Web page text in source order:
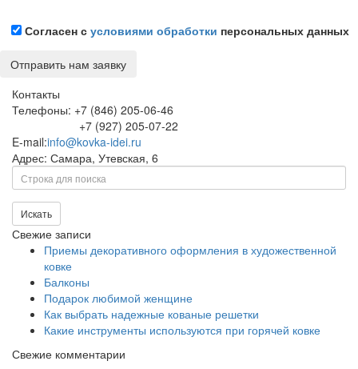
Согласен с условиями обработки персональных данных
Контакты
Телефоны: +7 (846) 205-06-46
+7 (927) 205-07-22
E-mail:info@kovka-idei.ru
Адрес: Самара, Утевская, 6
Поиск
Искать
Свежие записи
Приемы декоративного оформления в художественной
ковке
Балконы
Подарок любимой женщине
Как выбрать надежные кованые решетки
Какие инструменты используются при горячей ковке
Свежие комментарии